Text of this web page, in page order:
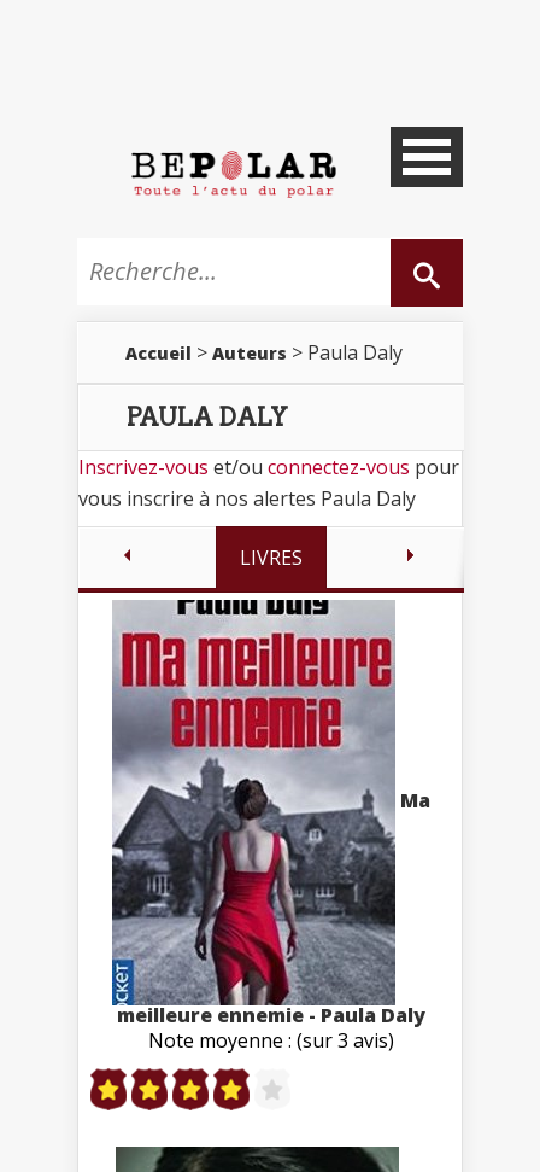
Accueil > Auteurs > Paula Daly
PAULA DALY
Inscrivez-vous et/ou connectez-vous pour
vous inscrire à nos alertes Paula Daly
LIVRES
Ma
meilleure ennemie - Paula Daly
Note moyenne : (sur 3 avis)